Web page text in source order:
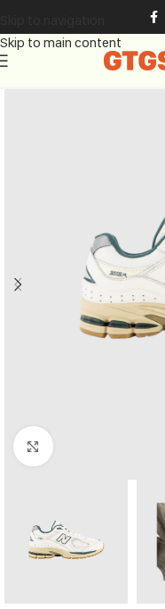
Skip to main content
Click to enlarge